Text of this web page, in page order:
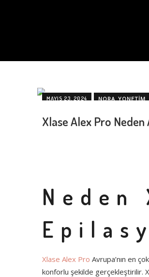
MAYIS 23, 2024 NORA_YONETIM
Xlase Alex Pro Neden
Neden
Xlase Alex Pro Avrupa’nın en
konforlu şekilde gerçekleştirilir.